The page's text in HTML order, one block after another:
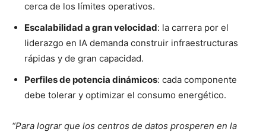
cerca de los límites operativos.
Escalabilidad a gran velocidad: la carrera por el
liderazgo en IA demanda construir infraestructuras
rápidas y de gran capacidad.
Perfiles de potencia dinámicos: cada componente
debe tolerar y optimizar el consumo energético.
“Para lograr que los centros de datos prosperen en la